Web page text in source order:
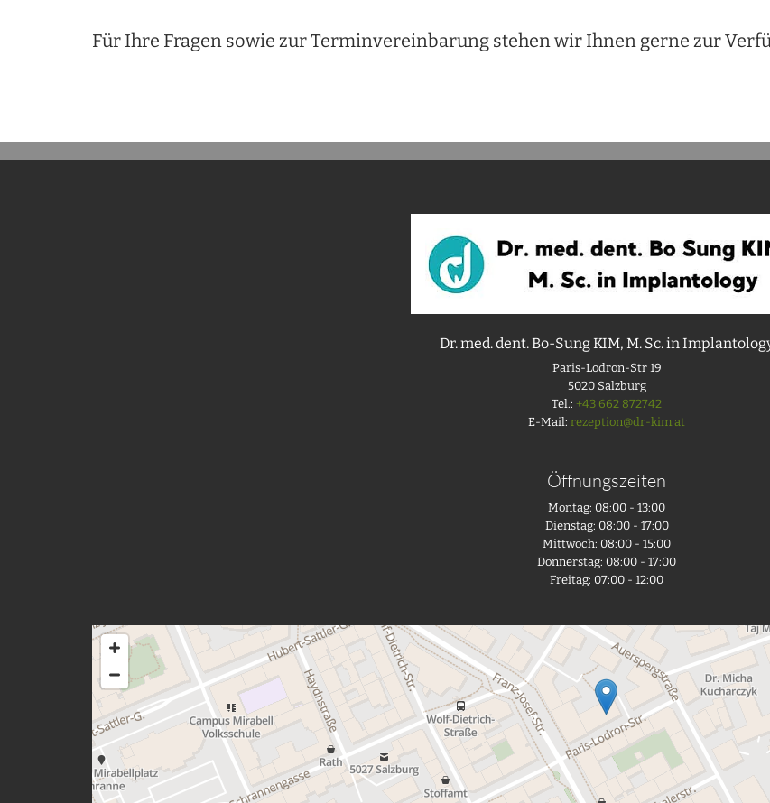
Für Ihre Fragen sowie zur Terminvereinbarung stehen wir Ihnen gerne zur
Dr. med. dent. Bo-Sung KIM, M. Sc. in
Paris-Lodron-Str 19
5020 Salzburg
Tel.: +43 662 872742
E-Mail: rezeption@dr-kim.at
Öffnungszeiten
Montag: 08:00 - 13:00
Dienstag: 08:00 - 17:00
Mittwoch: 08:00 - 15:00
Donnerstag: 08:00 - 17:00
Freitag: 07:00 - 12:00